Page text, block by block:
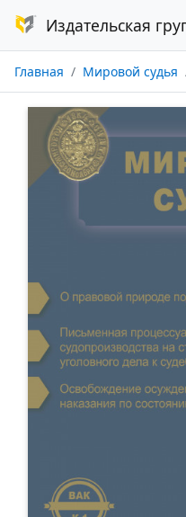
Издательская
Главная Мировой судья